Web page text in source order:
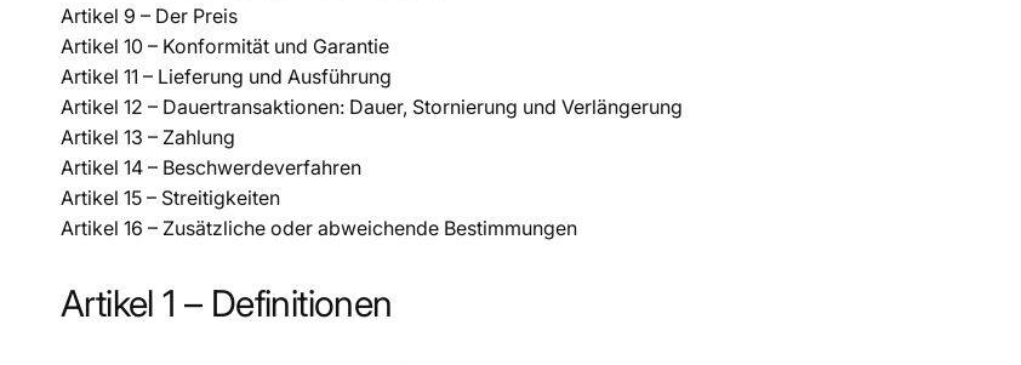
Artikel 9 – Der Preis
Artikel 10 – Konformität und Garantie
Artikel 11 – Lieferung und Ausführung
Artikel 12 – Dauertransaktionen: Dauer, Stornierung und Verlängerung
Artikel 13 – Zahlung
Artikel 14 – Beschwerdeverfahren
Artikel 15 – Streitigkeiten
Artikel 16 – Zusätzliche oder abweichende Bestimmungen
Artikel 1 – Definitionen